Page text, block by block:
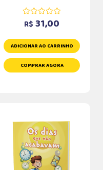
R$ 31,00
ADICIONAR AO CARRINHO
COMPRAR AGORA